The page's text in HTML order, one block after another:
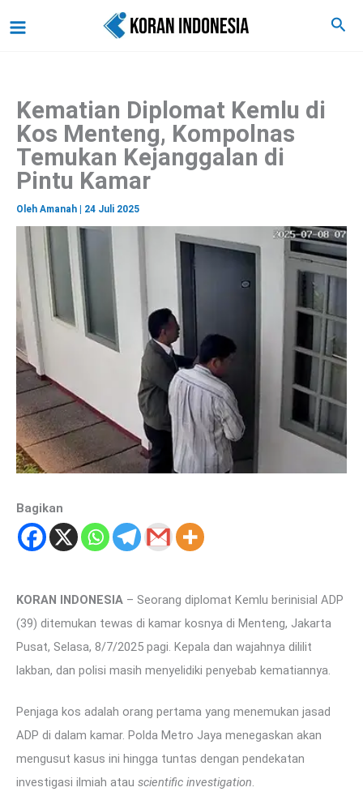
ke
Cari
Kematian Diplomat Kemlu di
Kos Menteng, Kompolnas
Temukan Kejanggalan di
Pintu Kamar
Oleh Amanah 24 Juli 2025
Bagikan
KORAN INDONESIA – Seorang diplomat Kemlu berinisial ADP
(39) ditemukan tewas di kamar kosnya di Menteng, Jakarta
Pusat, Selasa, 8/7/2025 pagi. Kepala dan wajahnya dililit
lakban, dan polisi masih menyelidiki penyebab kematiannya.
Penjaga kos adalah orang pertama yang menemukan jasad
ADP di dalam kamar. Polda Metro Jaya menegaskan akan
mengusut kasus ini hingga tuntas dengan pendekatan
investigasi ilmiah atau scientific investigation
a